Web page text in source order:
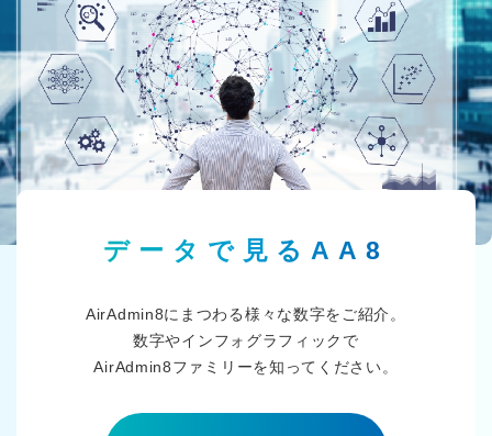
データで見るAA8
AirAdmin8にまつわる様々な数字をご紹介。
数字やインフォグラフィックで
AirAdmin8ファミリーを知ってください。